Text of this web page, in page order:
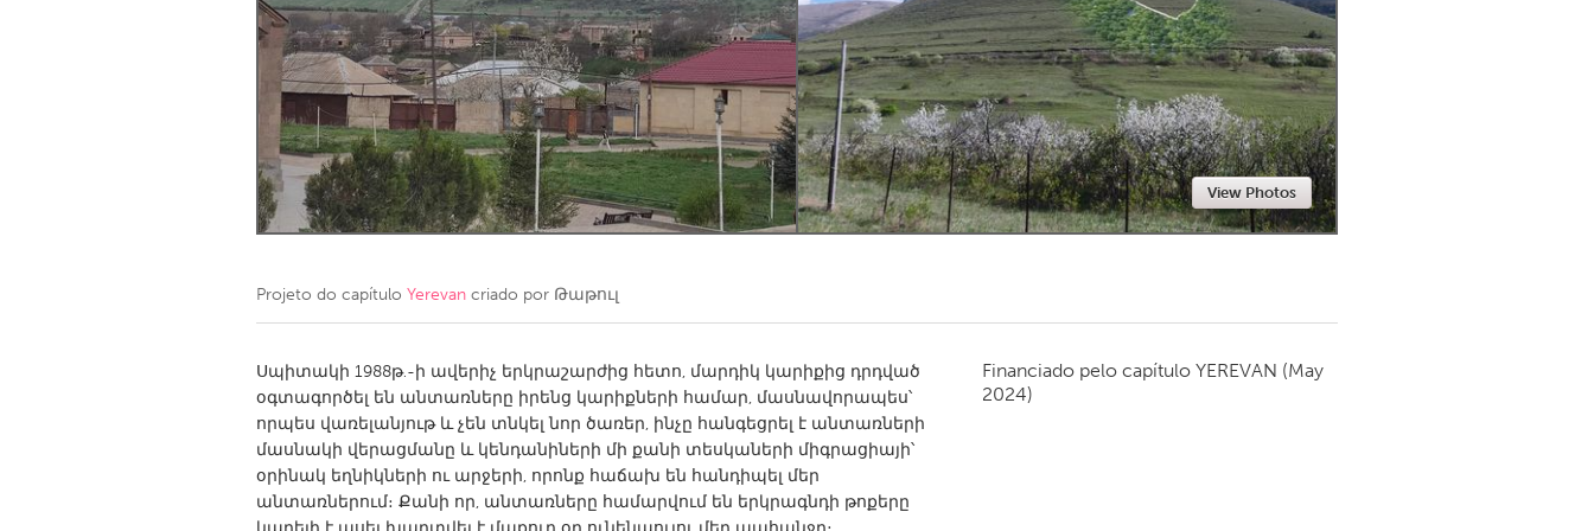
Amherstburg
Kingston Kitchener-Waterloo New Glasgow
Newmarket
Ottawa
South Shore Toronto
MALAYSIA
Kuala Lumpur
NETHERLANDS
Qatar
SINGAPORE
Singapore
View Photos
Projeto do capítulo Yerevan criado por Թաթուլ
Սպիտակի 1988թ․-ի ավերիչ երկրաշարժից հետո, մարդիկ կարիքից դրդված
օգտագործել են անտառները իրենց կարիքների համար, մասնավորապես՝
որպես վառելանյութ և չեն տնկել նոր ծառեր, ինչը հանգեցրել է անտառների
մասնակի վերացմանը և կենդանիների մի քանի տեսկաների միգրացիայի՝
օրինակ եղնիկների ու արջերի, որոնք հաճախ են հանդիպել մեր
անտառներում։ Քանի որ, անտառները համարվում են երկրագնդի թոքերը
Financiado pelo capítulo YEREVAN (May
2024)